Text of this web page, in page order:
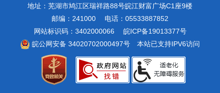
地址：芜湖市鸠江区瑞祥路88号皖江财富广场C1座9楼
邮编：241000
电话：05533887852
网站标识码：3402000066
皖ICP备19013377号
皖公网安备 34020702000497号
本站已支持IPV6访问